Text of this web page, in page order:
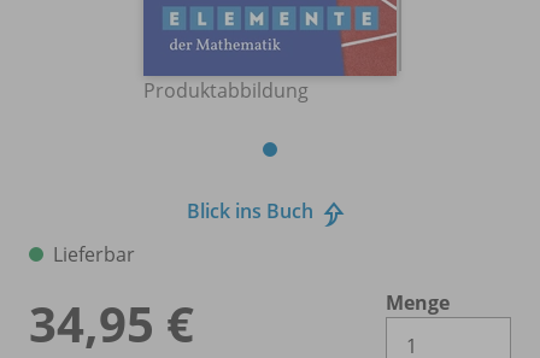
Produktabbildung
Blick ins Buch
Lieferbar
34,95 €
Menge